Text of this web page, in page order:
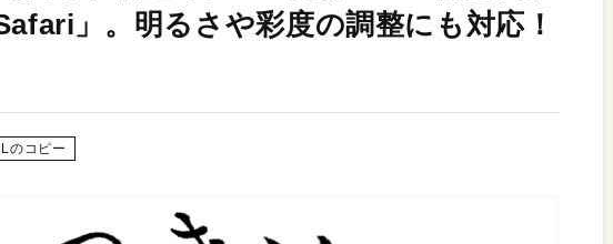
」。明るさや彩度の調整にも対応！
のコピー